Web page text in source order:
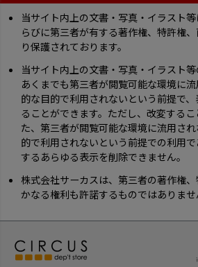
当サイト内上の文書・写真・イラスト
らびに第三者が有する著作権、特許権
り保護されております。
当サイト内上の文書・写真・イラスト等
あくまでも第三者が閲覧可能な環境に
的な目的で利用されないという前提で
ることができます。ただし、改変する
た、第三者が閲覧可能な環境に流用さ
的で利用されないという前提での利用
するあらゆる表示を削除できません。
株式会社サーカスは、第三者の著作権
かなる権利も許諾するものではありませ